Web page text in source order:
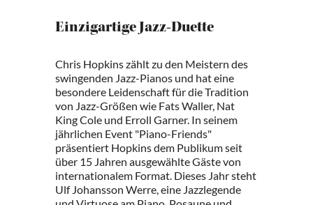
Einzigartige Jazz-Duette
Chris Hopkins zählt zu den Meistern des
swingenden Jazz-Pianos und hat eine
besondere Leidenschaft für die Tradition
von Jazz-Größen wie Fats Waller, Nat
King Cole und Erroll Garner. In seinem
jährlichen Event "Piano-Friends"
präsentiert Hopkins dem Publikum seit
über 15 Jahren ausgewählte Gäste von
internationalem Format. Dieses Jahr steht
Ulf Johansson Werre, eine Jazzlegende